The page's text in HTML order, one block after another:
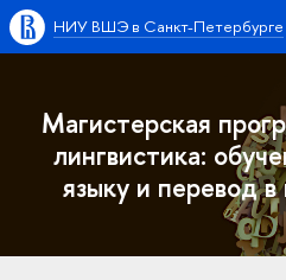
НИУ ВШЭ в Санкт-Петербурге
Магистерская
лингвистика:
языку и перевод